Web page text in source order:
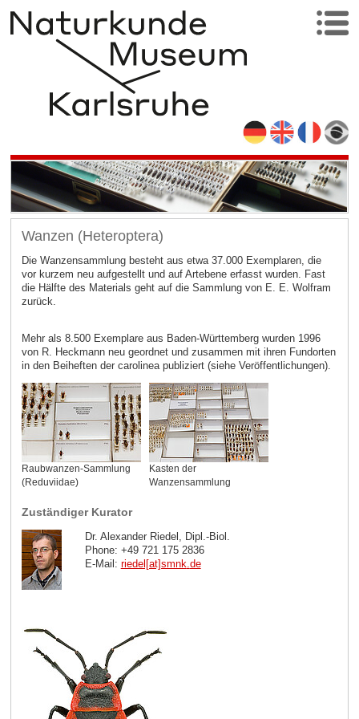
Wanzen (Heteroptera)
Die Wanzensammlung besteht aus etwa 37.000 Exemplaren, die
vor kurzem neu aufgestellt und auf Artebene erfasst wurden. Fast
die Hälfte des Materials geht auf die Sammlung von E. E. Wolfram
zurück.
Mehr als 8.500 Exemplare aus Baden-Württemberg wurden 1996
von R. Heckmann neu geordnet und zusammen mit ihren Fundorten
in den Beiheften der carolinea publiziert (siehe Veröffentlichungen).
Raubwanzen-Sammlung
(Reduviidae)
Kasten der
Wanzensammlung
Zuständiger Kurator
Dr. Alexander Riedel, Dipl.-Biol.
Phone: +49 721 175 2836
E-Mail: riedel[at]smnk de